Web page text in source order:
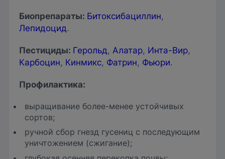
Биопрепараты: Битоксибациллин,
Лепидоцид.
Пестициды: Герольд, Алатар, Инта-Вир,
Карбоцин, Кинмикс, Фатрин, Фьюри.
Профилактика:
выращивание более-менее устойчивых
сортов;
ручной сбор гнезд гусениц с последующим
уничтожением (сжигание);